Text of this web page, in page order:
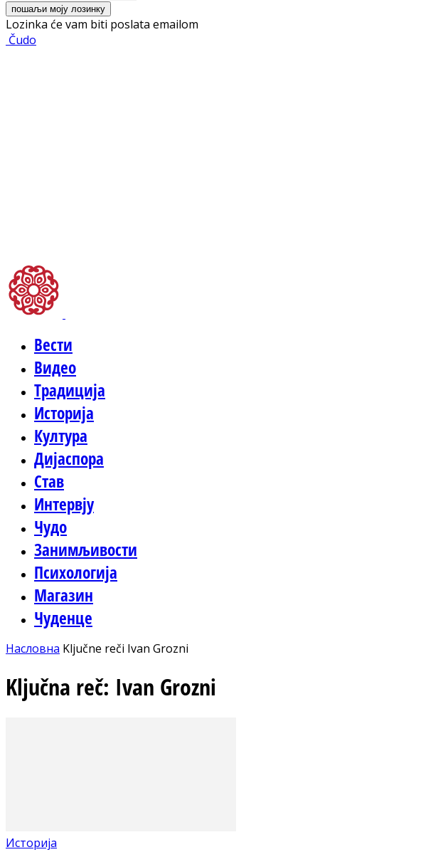
Lozinka će vam biti poslata emailom
Čudo
Вести
Видео
Традиција
Историја
Култура
Дијаспора
Став
Интервју
Чудо
Занимљивости
Психологија
Магазин
Чуденце
Насловна Ključne reči Ivan Grozni
Ključna reč: Ivan Grozni
Историја